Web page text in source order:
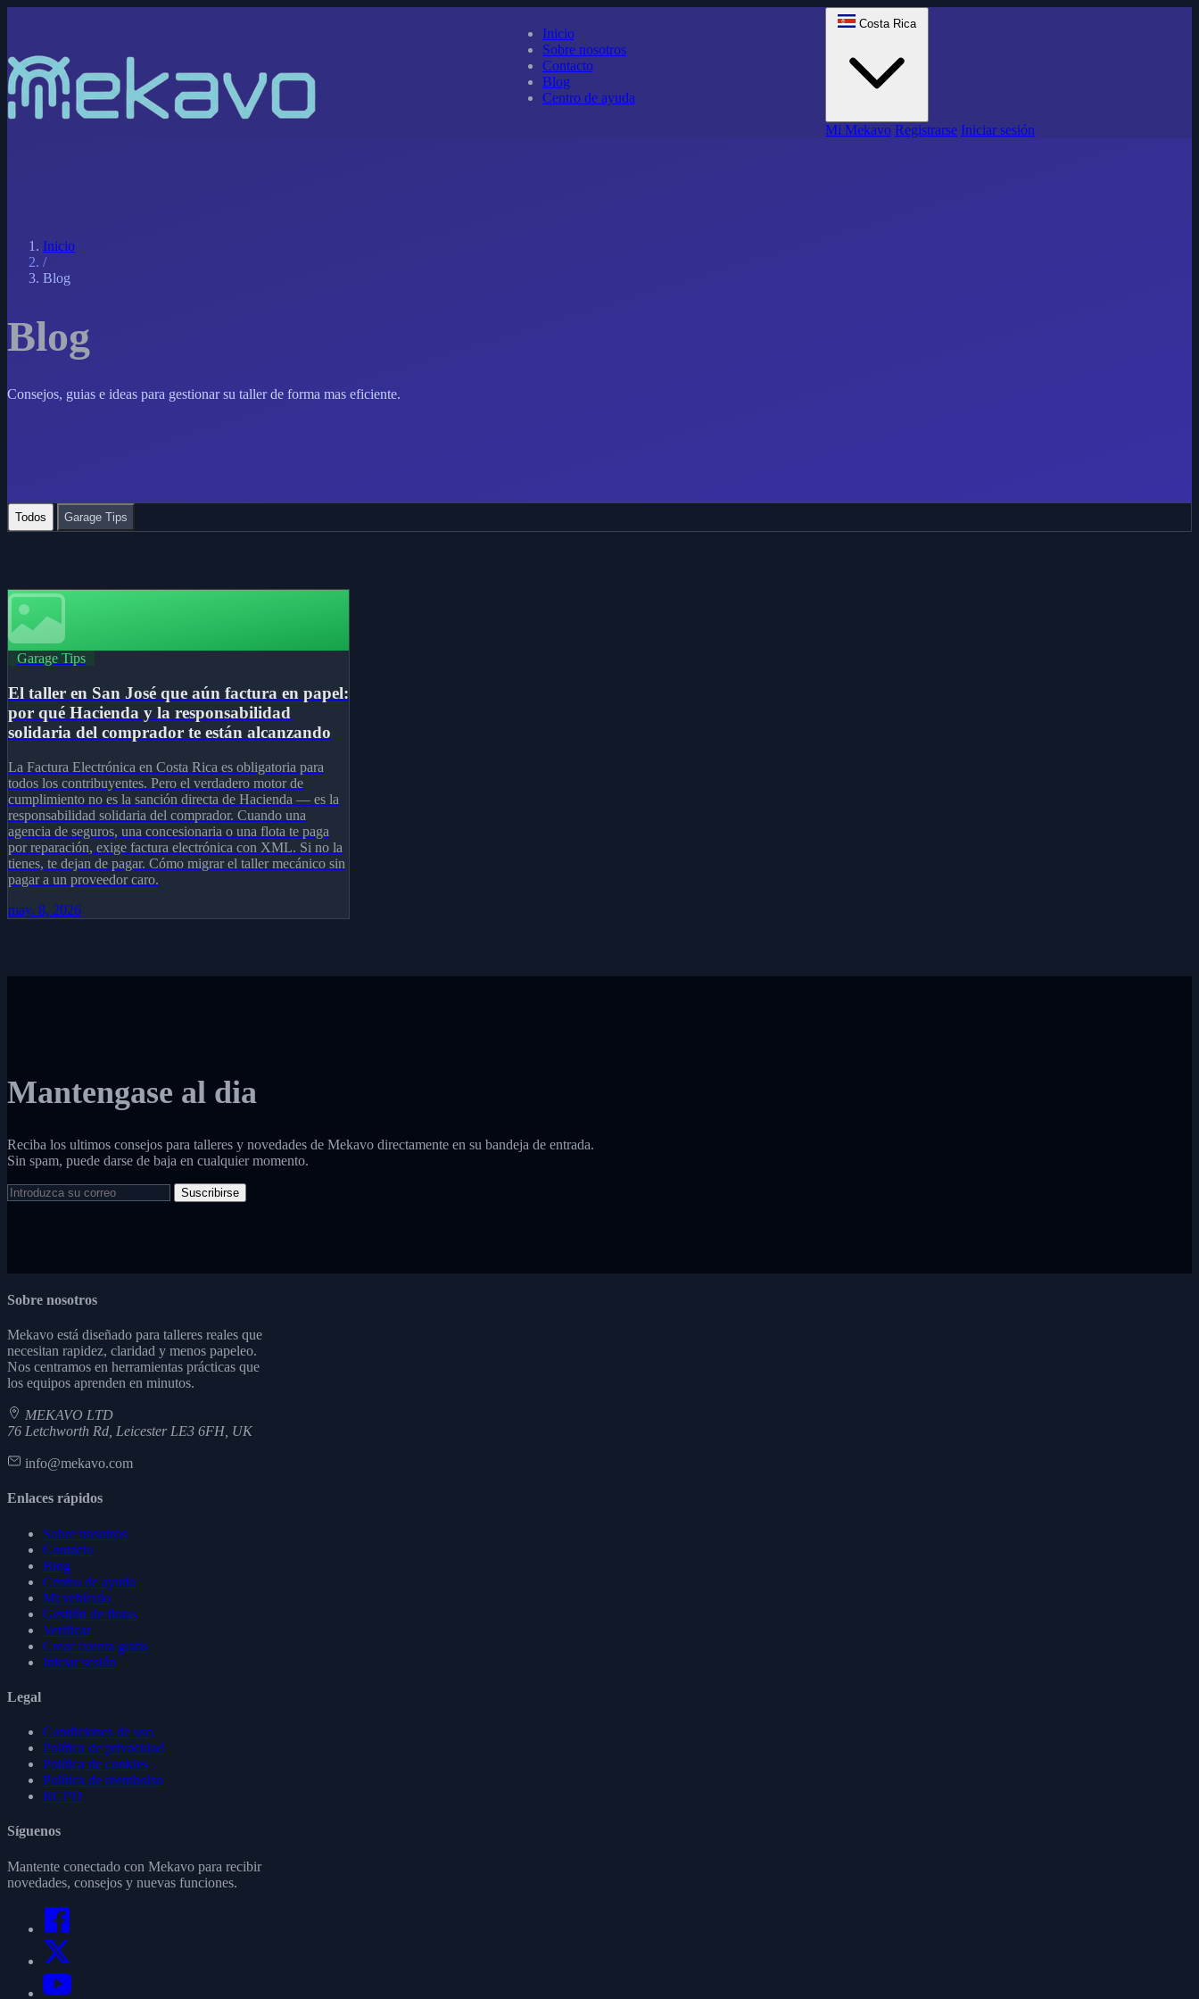
Inicio
Sobre nosotros
Contacto
Blog
Centro de ayuda
Costa Rica
Mi Mekavo Registrarse Iniciar sesión
Inicio
/
Blog
Blog
Consejos, guias e ideas para gestionar su taller de forma mas eficiente.
Todos Garage Tips
Garage Tips
El taller en San José que aún factura en papel:
por qué Hacienda y la responsabilidad
solidaria del comprador te están alcanzando
La Factura Electrónica en Costa Rica es obligatoria para
todos los contribuyentes. Pero el verdadero motor de
cumplimiento no es la sanción directa de Hacienda — es la
responsabilidad solidaria del comprador. Cuando una
agencia de seguros, una concesionaria o una flota te paga
por reparación, exige factura electrónica con XML. Si no la
tienes, te dejan de pagar. Cómo migrar el taller mecánico sin
pagar a un proveedor caro.
may. 8, 2026
Mantengase al dia
Reciba los ultimos consejos para talleres y novedades de Mekavo directamente en su bandeja de entrada.
Sin spam, puede darse de baja en cualquier momento.
Suscribirse
Sobre nosotros
Mekavo está diseñado para talleres reales que
necesitan rapidez, claridad y menos papeleo.
Nos centramos en herramientas prácticas que
los equipos aprenden en minutos.
MEKAVO LTD
76 Letchworth Rd, Leicester LE3 6FH, UK
info@mekavo.com
Enlaces rápidos
Sobre nosotros
Contacto
Blog
Centro de ayuda
Mi vehículo
Gestión de flotas
Verificar
Crear cuenta gratis
Iniciar sesión
Legal
Condiciones de uso
Política de privacidad
Política de cookies
Política de reembolso
RGPD
Síguenos
Mantente conectado con Mekavo para recibir
novedades, consejos y nuevas funciones.